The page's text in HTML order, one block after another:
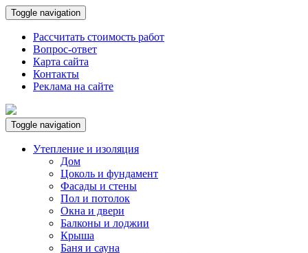
Toggle navigation
Рассчитать стоимость работ
Вопрос-ответ
Карта сайта
Контакты
Реклама на сайте
Toggle navigation
Утепление и изоляция
Дом
Цоколь и фундамент
Фасады и стены
Пол и потолок
Окна и двери
Балконы и лоджии
Крыша
Баня и сауна